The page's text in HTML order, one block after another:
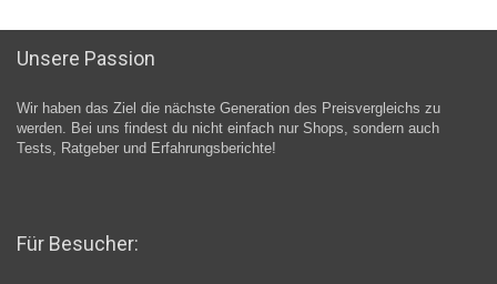
Unsere Passion
Wir haben das Ziel die nächste Generation des Preisvergleichs zu
werden. Bei uns findest du nicht einfach nur Shops, sondern auch
Tests, Ratgeber und Erfahrungsberichte!
Für Besucher: